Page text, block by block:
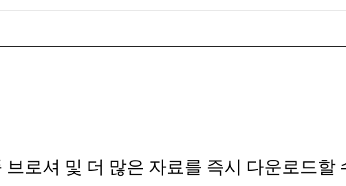
브로셔 및 더 많은 자료를 즉시 다운로드할